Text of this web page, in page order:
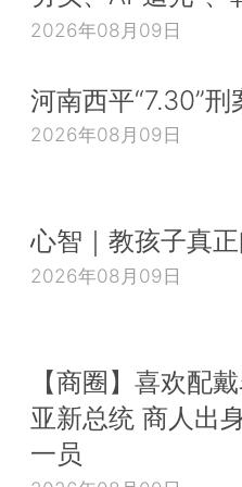
2026年08月09日
河南西平“7.30”刑
2026年08月09日
心智｜教孩子真
2026年08月09日
【商圈】喜欢配
亚新总统 商人出
一员